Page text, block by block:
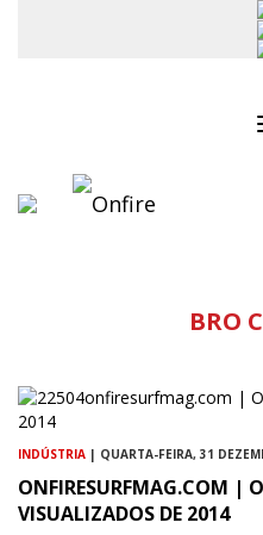
BRO
INDÚSTRIA | QUARTA-FEIRA, 31
ONFIRESURFMAG.COM |
VISUALIZADOS DE 2014